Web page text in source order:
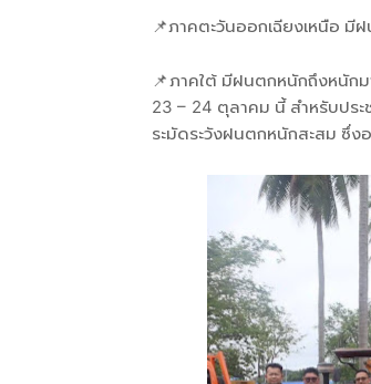
📌ภาคตะวันออกเฉียงเหนือ มี
📌ภาคใต้ มีฝนตกหนักถึงหนัก
23 – 24 ตุลาคม นี้ สำหรับปร
ระมัดระวังฝนตกหนักสะสม ซึ่ง